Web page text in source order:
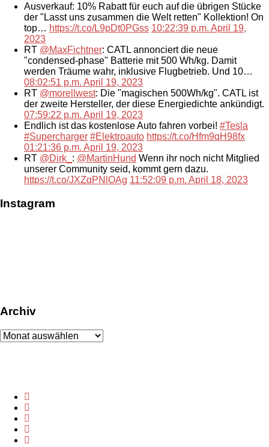
Ausverkauf: 10% Rabatt für euch auf die übrigen Stücke
der "Lasst uns zusammen die Welt retten" Kollektion! On
top… https://t.co/L9pDt0PGss 10:22:39 p.m. April 19,
2023
RT @MaxFichtner: CATL annonciert die neue
"condensed-phase" Batterie mit 500 Wh/kg. Damit
werden Träume wahr, inklusive Flugbetrieb. Und 10…
08:02:51 p.m. April 19, 2023
RT @morellwest: Die "magischen 500Wh/kg". CATL ist
der zweite Hersteller, der diese Energiedichte ankündigt.
07:59:22 p.m. April 19, 2023
Endlich ist das kostenlose Auto fahren vorbei! #Tesla
#Supercharger #Elektroauto https://t.co/Hfm9qH98fx
01:21:36 p.m. April 19, 2023
RT @Dirk_ : @MartinHund Wenn ihr noch nicht Mitglied
unserer Community seid, kommt gern dazu.
https://t.co/JXZqPNlOAg 11:52:09 p.m. April 18, 2023
Instagram
Archiv
Archiv